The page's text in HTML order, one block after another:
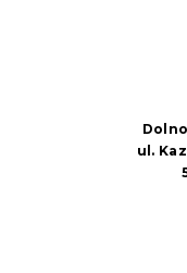
ul.